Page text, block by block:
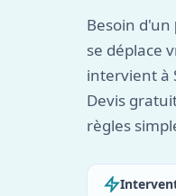
Besoin d'un
se déplace
intervient à
Devis
règles